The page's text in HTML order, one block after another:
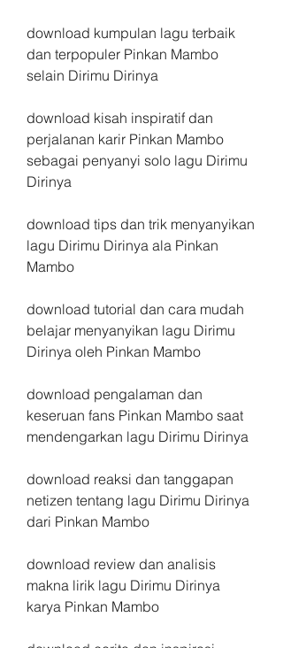
download kumpulan lagu terbaik
dan terpopuler Pinkan Mambo
selain Dirimu Dirinya
download kisah inspiratif dan
perjalanan karir Pinkan Mambo
sebagai penyanyi solo lagu Dirimu
Dirinya
download tips dan trik menyanyikan
lagu Dirimu Dirinya ala Pinkan
Mambo
download tutorial dan cara mudah
belajar menyanyikan lagu Dirimu
Dirinya oleh Pinkan Mambo
download pengalaman dan
keseruan fans Pinkan Mambo saat
mendengarkan lagu Dirimu Dirinya
download reaksi dan tanggapan
netizen tentang lagu Dirimu Dirinya
dari Pinkan Mambo
download review dan analisis
makna lirik lagu Dirimu Dirinya
karya Pinkan Mambo